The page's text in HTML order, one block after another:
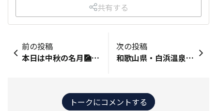
共有する
前の投稿
本日は中秋の名月🎑 田舎ですが、ススキを見付けるのは至難の技になってきました😅 （河原の土手まで行けば生えているかもしれません…） 明日は満月ですが、雨予報が出ているラルびん地方…☔️ 今日はキレイに見えています🌕️ せっかくなので、黒いウサギでお楽しみくださいww モデル料は月見団子ではなく～ サッポロポテト（ペット用）です😊
次の投稿
和歌山県・白浜温泉へ🚙 ホテルは🐕️同室可だったのですが、 白浜の観光施設的なものがどこも🐕️同伴不可で💦 午前中に大阪の『りんくうプレミアム・アウトレット』へ寄り 午後から雨が酷くなってきたので １５時にはホテルへ 翌日にはホテルから近い、千畳敷や三段壁に行くつもりでしたが どちらも国立公園で『ペット同伴不可』😱😱😱 駐車場で看板と写真を取って、道の駅に寄りながら １７時には家に帰りました～ （詳細はまた後日😊）
トークにコメントする